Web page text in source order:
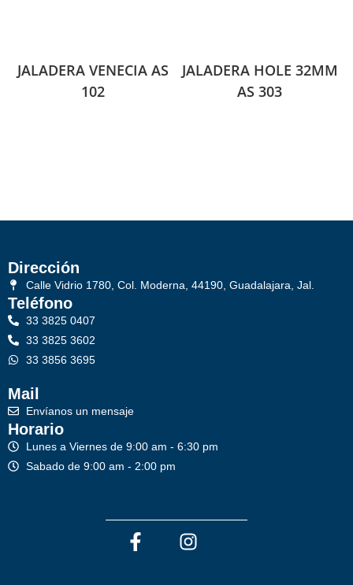
JALADERA VENECIA AS
102
JALADERA HOLE 32MM
AS 303
Dirección
Calle Vidrio 1780, Col. Moderna, 44190, Guadalajara, Jal.
Teléfono
33 3825 0407
33 3825 3602
33 3856 3695
Mail
Envíanos un mensaje
Horario
Lunes a Viernes de 9:00 am - 6:30 pm
Sabado de 9:00 am - 2:00 pm